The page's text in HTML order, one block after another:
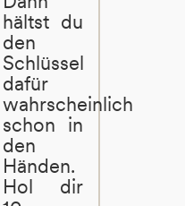
hältst du
den
Schlüssel
dafür
wahrscheinlich
schon in
den
Händen.
Hol dir